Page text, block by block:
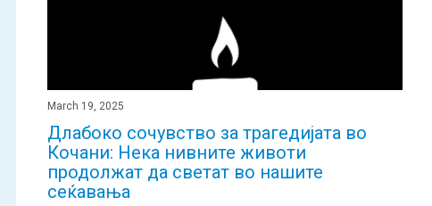
March 19, 2025
Длабоко сочувство за трагедијата во
Кочани: Нека нивните животи
продолжат да светат во нашите
сеќавања